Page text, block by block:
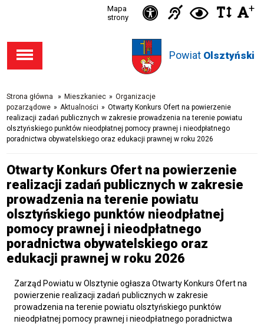
Przejdź
dostępności
Przejdź
głównego
Przejdź
wyszukiwarki
Przejdź
Powiat Olsztyński
Mapa
strony
Ikonka
dostępności
IkonkaIkonka
w
+
Strona główna » Mieszkaniec » Organizacje
pozarządowe » Aktualności » Otwarty Konkurs Ofert na powierzenie
realizacji zadań publicznych w zakresie prowadzenia na terenie powiatu
olsztyńskiego punktów nieodpłatnej pomocy prawnej i nieodpłatnego
poradnictwa obywatelskiego oraz edukacji prawnej w roku 2026
Otwarty Konkurs Ofert na powierzenie
realizacji zadań publicznych w zakresie
prowadzenia na terenie powiatu
olsztyńskiego punktów nieodpłatnej
pomocy prawnej i nieodpłatnego
poradnictwa obywatelskiego oraz
edukacji prawnej w roku 2026
Zarząd Powiatu w Olsztynie ogłasza Otwarty Konkurs Ofert na
powierzenie realizacji zadań publicznych w zakresie
prowadzenia na terenie powiatu olsztyńskiego punktów
nieodpłatnej pomocy prawnej i nieodpłatnego poradnictwa